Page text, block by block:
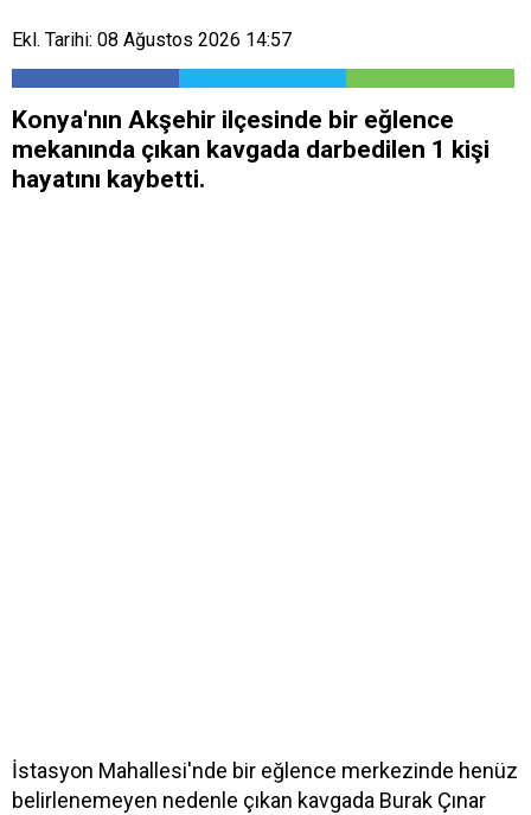
Ekl. Tarihi: 08 Ağustos 2026 14:57
Konya'nın Akşehir ilçesinde bir eğlence
mekanında çıkan kavgada darbedilen 1 kişi
hayatını kaybetti.
İstasyon Mahallesi'nde bir eğlence merkezinde henüz
belirlenemeyen nedenle çıkan kavgada Burak Çınar